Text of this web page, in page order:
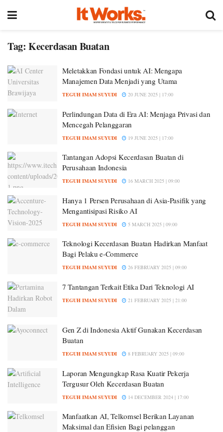
Tag: Kecerdasan Buatan
Meletakkan Fondasi untuk AI: Mengapa
Manajemen Data Menjadi yang Utama
TEGUH IMAM SUYUDI 20 JUNE 2025 | 17:00
Perlindungan Data di Era AI: Menjaga Privasi dan
Mencegah Pelanggaran
TEGUH IMAM SUYUDI 19 JUNE 2025 | 17:00
Tantangan Adopsi Kecerdasan Buatan di
Perusahaan Indonesia
TEGUH IMAM SUYUDI 16 MARCH 2025 | 09:00
Hanya 1 Persen Perusahaan di Asia-Pasifik yang
Mengantisipasi Risiko AI
TEGUH IMAM SUYUDI 5 MARCH 2025 | 09:00
Teknologi Kecerdasan Buatan Hadirkan Manfaat
Bagi Pelaku e-Commerce
TEGUH IMAM SUYUDI 26 FEBRUARY 2025 | 09:00
7 Tantangan Terkait Etika Dari Teknologi AI
TEGUH IMAM SUYUDI 21 FEBRUARY 2025 | 21:00
Gen Z di Indonesia Aktif Gunakan Kecerdasan
Buatan
TEGUH IMAM SUYUDI 8 FEBRUARY 2025 | 09:00
Laporan Mengungkap Rasa Kuatir Pekerja
Tergusur Oleh Kecerdasan Buatan
TEGUH IMAM SUYUDI 14 DECEMBER 2024 | 17:00
Manfaatkan AI, Telkomsel Berikan Layanan
Maksimal dan Efisien Bagi pelanggan